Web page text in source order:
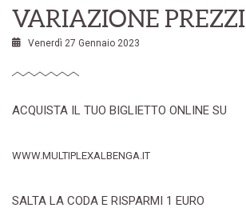
VARIAZIONE PREZZI
Venerdì 27 Gennaio 2023
ACQUISTA IL TUO BIGLIETTO ONLINE SU
WWW.MULTIPLEXALBENGA.IT
SALTA LA CODA E RISPARMI 1 EURO